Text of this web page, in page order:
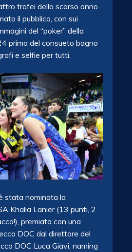
trofei dello scorso anno
il pubblico, con sui
del “poker” della
prima del consueto bagno
e selfie per tutti.
stata nominata la
Khalia Lanier (13 punti, 2
premiata con una
DOC dal direttore del
DOC Luca Giavi, naming